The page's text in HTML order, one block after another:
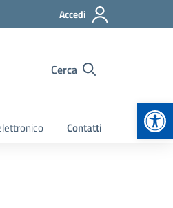
Accedi
Cerca
Contatti